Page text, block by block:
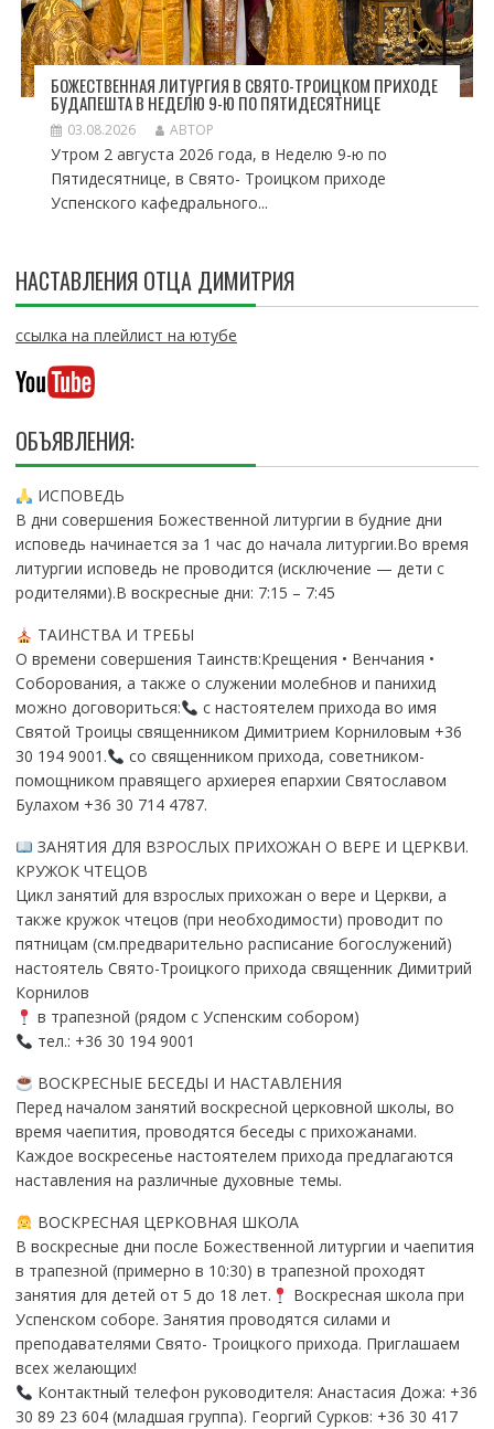
БОЖЕСТВЕННАЯ ЛИТУРГИЯ В СВЯТО-ТРОИЦКОМ ПРИХОДЕ
БУДАПЕШТА В НЕДЕЛЮ 9-Ю ПО ПЯТИДЕСЯТНИЦЕ
03.08.2026 АВТОР
Утром 2 августа 2026 года, в Неделю 9-ю по
Пятидесятнице, в Свято- Троицком приходе
Успенского кафедрального...
НАСТАВЛЕНИЯ ОТЦА ДИМИТРИЯ
ссылка на плейлист на ютубе
ОБЪЯВЛЕНИЯ:
ИСПОВЕДЬ
В дни совершения Божественной литургии в будние дни
исповедь начинается за 1 час до начала литургии.Во время
литургии исповедь не проводится (исключение — дети с
родителями).В воскресные дни: 7:15 – 7:45
ТАИНСТВА И ТРЕБЫ
О времени совершения Таинств:Крещения • Венчания •
Соборования, а также о служении молебнов и панихид
можно договориться:
с настоятелем прихода во имя
Святой Троицы священником Димитрием Корниловым +36
30 194 9001.
со священником прихода, советником-
помощником правящего архиерея епархии Святославом
Булахом +36 30 714 4787.
ЗАНЯТИЯ ДЛЯ ВЗРОСЛЫХ ПРИХОЖАН О ВЕРЕ И ЦЕРКВИ.
КРУЖОК ЧТЕЦОВ
Цикл занятий для взрослых прихожан о вере и Церкви, а
также кружок чтецов (при необходимости) проводит по
пятницам (см.предварительно расписание богослужений)
настоятель Свято-Троицкого прихода священник Димитрий
Корнилов
в трапезной (рядом с Успенским собором)
тел.: +36 30 194 9001
ВОСКРЕСНЫЕ БЕСЕДЫ И НАСТАВЛЕНИЯ
Перед началом занятий воскресной церковной школы, во
время чаепития, проводятся беседы с прихожанами.
Каждое воскресенье настоятелем прихода предлагаются
наставления на различные духовные темы.
ВОСКРЕСНАЯ ЦЕРКОВНАЯ ШКОЛА
В воскресные дни после Божественной литургии и чаепития
в трапезной (примерно в 10:30) в трапезной проходят
занятия для детей от 5 до 18 лет.
Воскресная школа при
Успенском соборе. Занятия проводятся силами и
преподавателями Свято- Троицкого прихода. Приглашаем
всех желающих!
Контактный телефон руководителя: Анастасия Дожа: +36
30 89 23 604 (младшая группа). Георгий Сурков: +36 30 417